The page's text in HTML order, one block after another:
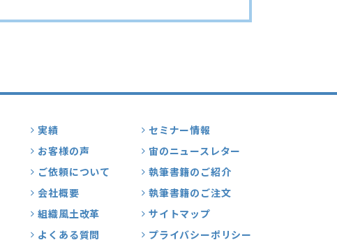
実績
お客様の声
ご依頼について
会社概要
組織風土改革
よくある質問
セミナー情報
宙のニュースレター
執筆書籍のご紹介
執筆書籍のご注文
サイトマップ
プライバシーポリシー